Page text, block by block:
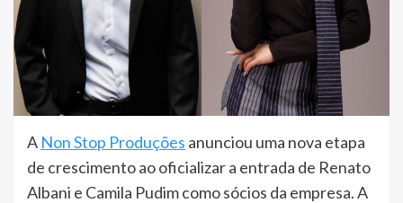
A Non Stop Produções anunciou uma nova etapa
de crescimento ao oficializar a entrada de Renato
Albani e Camila Pudim como sócios da empresa. A